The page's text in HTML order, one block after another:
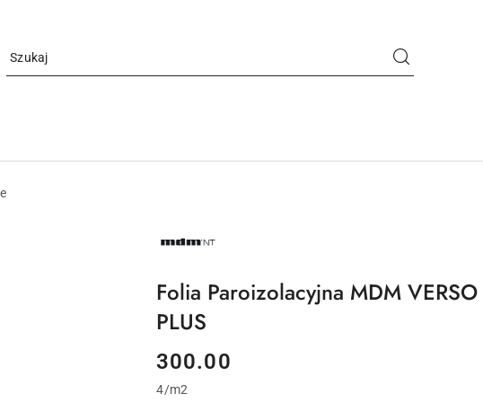
PRODUCENTA:
Folia Paroizolacyjna MDM
PLUS
cena:
300.00
4/m2